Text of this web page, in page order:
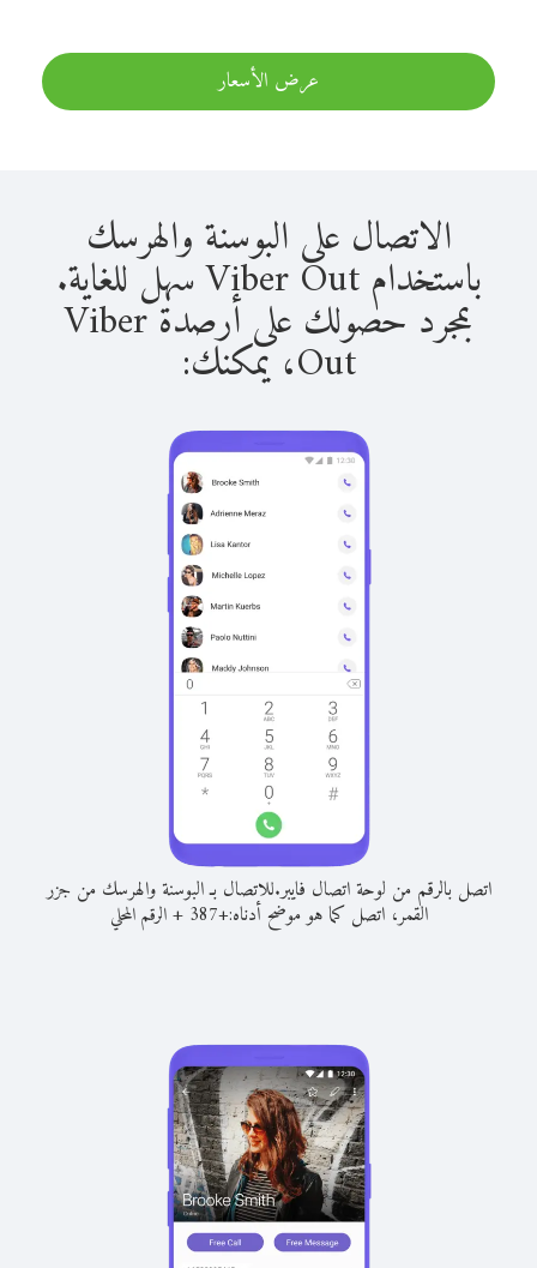
عرض الأسعار
الاتصال على البوسنة والهرسك
باستخدام Viber Out سهل للغاية.
بمجرد حصولك على أرصدة Viber
Out، يمكنك:
اتصل بالرقم من لوحة اتصال فايبر.للاتصال بـ البوسنة والهرسك من جزر
القمر، اتصل كما هو موضح أدناه:+
387
+الرقم المحلي